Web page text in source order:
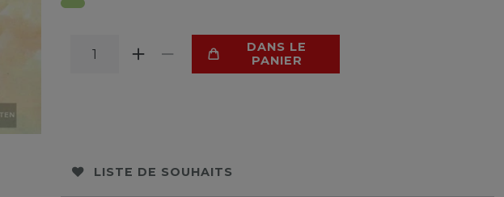
DANS LE
PANIER
LISTE DE SOUHAITS